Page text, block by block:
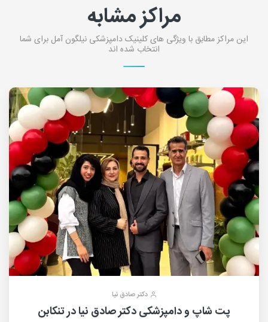
مراکز مشابه
این مراکز مطابق با ویژگی های کلینیک دامپزشکی نیلگون آمل برای شما
انتخاب شده اند
دکتر صادق نیا
پت شاپ و دامپزشکی دکتر صادق نیا در تنکابن